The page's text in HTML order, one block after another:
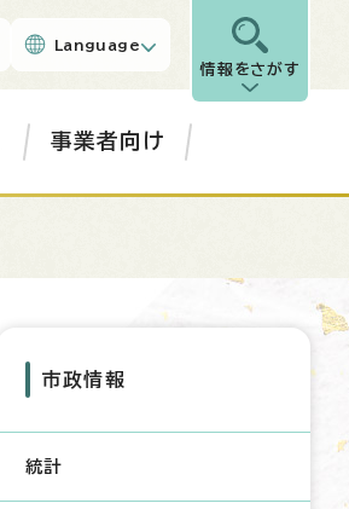
Language
情報をさがす
事業者向け
市政情報
統計